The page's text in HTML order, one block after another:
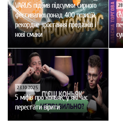
VARUS підбив підсумки Сирного
фестивалю: понад 400 позицій,
рекордне зростання продажів і
нові смаки
23.10.2025
5 міфів про коньяк, у які час
перестати вірити